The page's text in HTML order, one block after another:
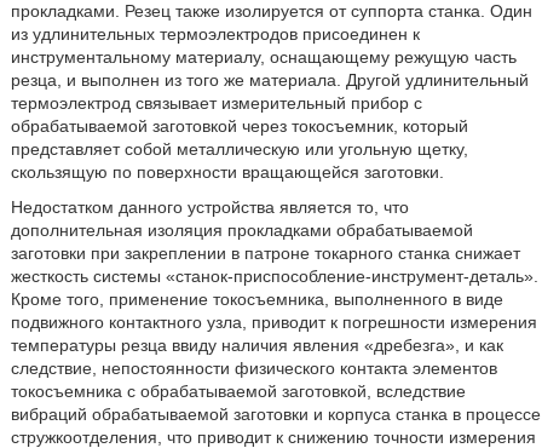
прокладками. Резец также изолируется от суппорта станка. Один
из удлинительных термоэлектродов присоединен к
инструментальному материалу, оснащающему режущую часть
резца, и выполнен из того же материала. Другой удлинительный
термоэлектрод связывает измерительный прибор с
обрабатываемой заготовкой через токосъемник, который
представляет собой металлическую или угольную щетку,
скользящую по поверхности вращающейся заготовки.
Недостатком данного устройства является то, что
дополнительная изоляция прокладками обрабатываемой
заготовки при закреплении в патроне токарного станка снижает
жесткость системы «станок-приспособление-инструмент-деталь».
Кроме того, применение токосъемника, выполненного в виде
подвижного контактного узла, приводит к погрешности измерения
температуры резца ввиду наличия явления «дребезга», и как
следствие, непостоянности физического контакта элементов
токосъемника с обрабатываемой заготовкой, вследствие
вибраций обрабатываемой заготовки и корпуса станка в процессе
стружкоотделения, что приводит к снижению точности измерения